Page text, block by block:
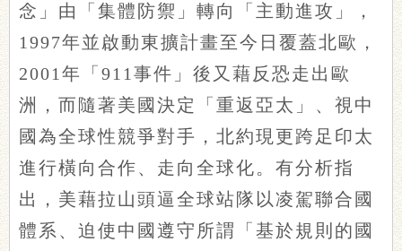
念」由「集體防禦」轉向「主動進攻」，
1997年並啟動東擴計畫至今日覆蓋北歐，
2001年「911事件」後又藉反恐走出歐
洲，而隨著美國決定「重返亞太」、視中
國為全球性競爭對手，北約現更跨足印太
進行橫向合作、走向全球化。有分析指
出，美藉拉山頭逼全球站隊以凌駕聯合國
體系、迫使中國遵守所謂「基於規則的國